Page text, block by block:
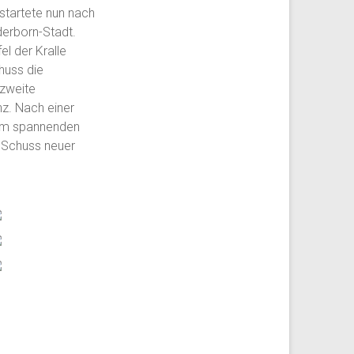
nun nach
Stadt.
der Kralle
die
Nach einer
spannenden
neuer